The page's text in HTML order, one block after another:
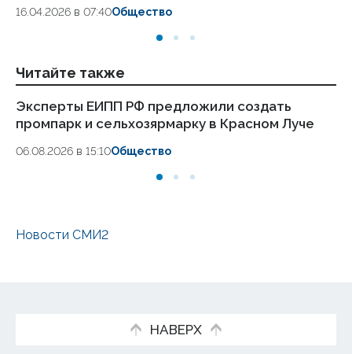
16.04.2026 в 07:40Общество
Читайте также
Эксперты ЕИПП РФ предложили создать
промпарк и сельхозярмарку в Красном Луче
06.08.2026 в 15:10Общество
Новости СМИ2
НАВЕРХ